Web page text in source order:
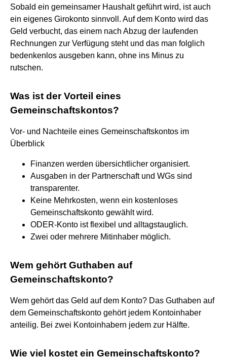
Sobald ein gemeinsamer Haushalt geführt wird, ist auch
ein eigenes Girokonto sinnvoll. Auf dem Konto wird das
Geld verbucht, das einem nach Abzug der laufenden
Rechnungen zur Verfügung steht und das man folglich
bedenkenlos ausgeben kann, ohne ins Minus zu
rutschen.
Was ist der Vorteil eines
Gemeinschaftskontos?
Vor- und Nachteile eines Gemeinschaftskontos im
Überblick
Finanzen werden übersichtlicher organisiert.
Ausgaben in der Partnerschaft und WGs sind
transparenter.
Keine Mehrkosten, wenn ein kostenloses
Gemeinschaftskonto gewählt wird.
ODER-Konto ist flexibel und alltagstauglich.
Zwei oder mehrere Mitinhaber möglich.
Wem gehört Guthaben auf
Gemeinschaftskonto?
Wem gehört das Geld auf dem Konto? Das Guthaben auf
dem Gemeinschaftskonto gehört jedem Kontoinhaber
anteilig. Bei zwei Kontoinhabern jedem zur Hälfte.
Wie viel kostet ein Gemeinschaftskonto?